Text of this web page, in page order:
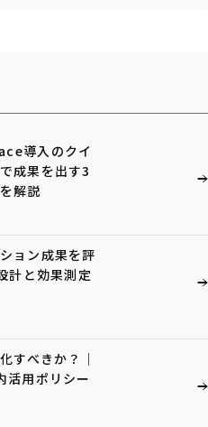
導入のクイ
成果を出す3
解説
ョン成果を評
計と効果測定
すべきか？｜
活用ポリシー